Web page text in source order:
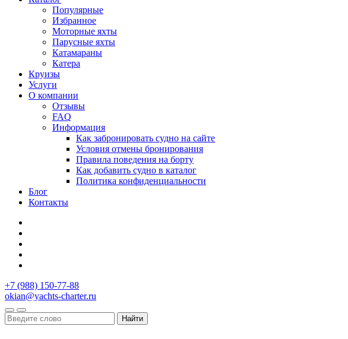
Популярные
Избранное
Моторные яхты
Парусные яхты
Катамараны
Катера
Круизы
Услуги
О компании
Отзывы
FAQ
Информация
Как забронировать судно на сайте
Условия отмены бронирования
Правила поведения на борту
Как добавить судно в каталог
Политика конфиденциальности
Блог
Контакты
+7 (988) 150-77-88
okian@yachts-charter.ru
Найти